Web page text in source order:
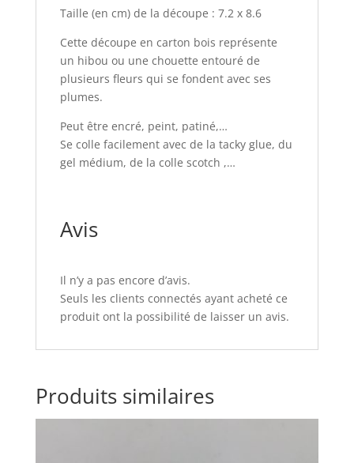
Taille (en cm) de la découpe : 7.2 x 8.6
Cette découpe en carton bois représente
un hibou ou une chouette entouré de
plusieurs fleurs qui se fondent avec ses
plumes.
Peut être encré, peint, patiné,…
Se colle facilement avec de la tacky glue, du
gel médium, de la colle scotch ,…
Avis
Il n’y a pas encore d’avis.
Seuls les clients connectés ayant acheté ce
produit ont la possibilité de laisser un avis.
Produits similaires